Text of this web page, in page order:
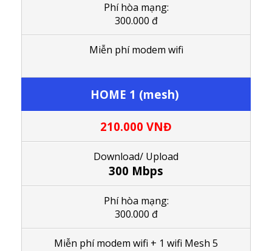
Phí hòa mạng:
300.000 đ
Miễn phí modem wifi
HOME 1 (mesh)
210.000 VNĐ
Download/ Upload
300 Mbps
Phí hòa mạng:
300.000 đ
Miễn phí modem wifi + 1 wifi Mesh 5